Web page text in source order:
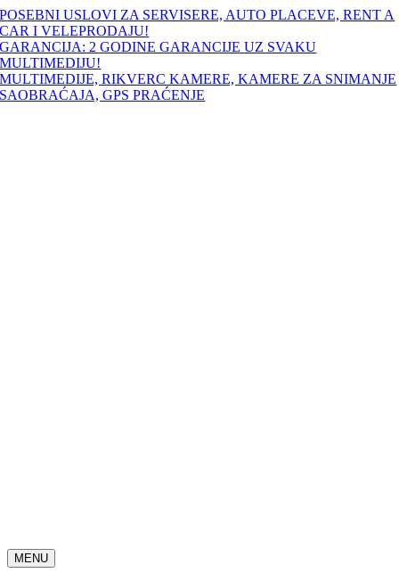
Skip
to
content
POSEBNI USLOVI ZA SERVISERE, AUTO PLACEVE, RENT A
CAR I VELEPRODAJU!
GARANCIJA: 2 GODINE GARANCIJE UZ SVAKU
MULTIMEDIJU!
MULTIMEDIJE, RIKVERC KAMERE, KAMERE ZA SNIMANJE
SAOBRAĆAJA, GPS PRAĆENJE
MENU